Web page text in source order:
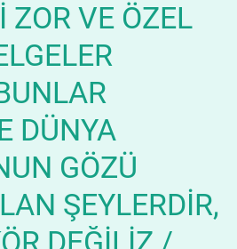
ZOR VE ÖZEL
DÜNYA
GÖZÜ
ŞEYLERDİR,